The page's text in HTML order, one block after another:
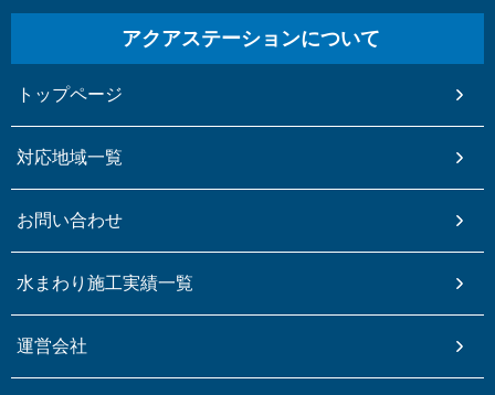
アクアステーションについて
トップページ
対応地域一覧
お問い合わせ
水まわり施工実績一覧
運営会社